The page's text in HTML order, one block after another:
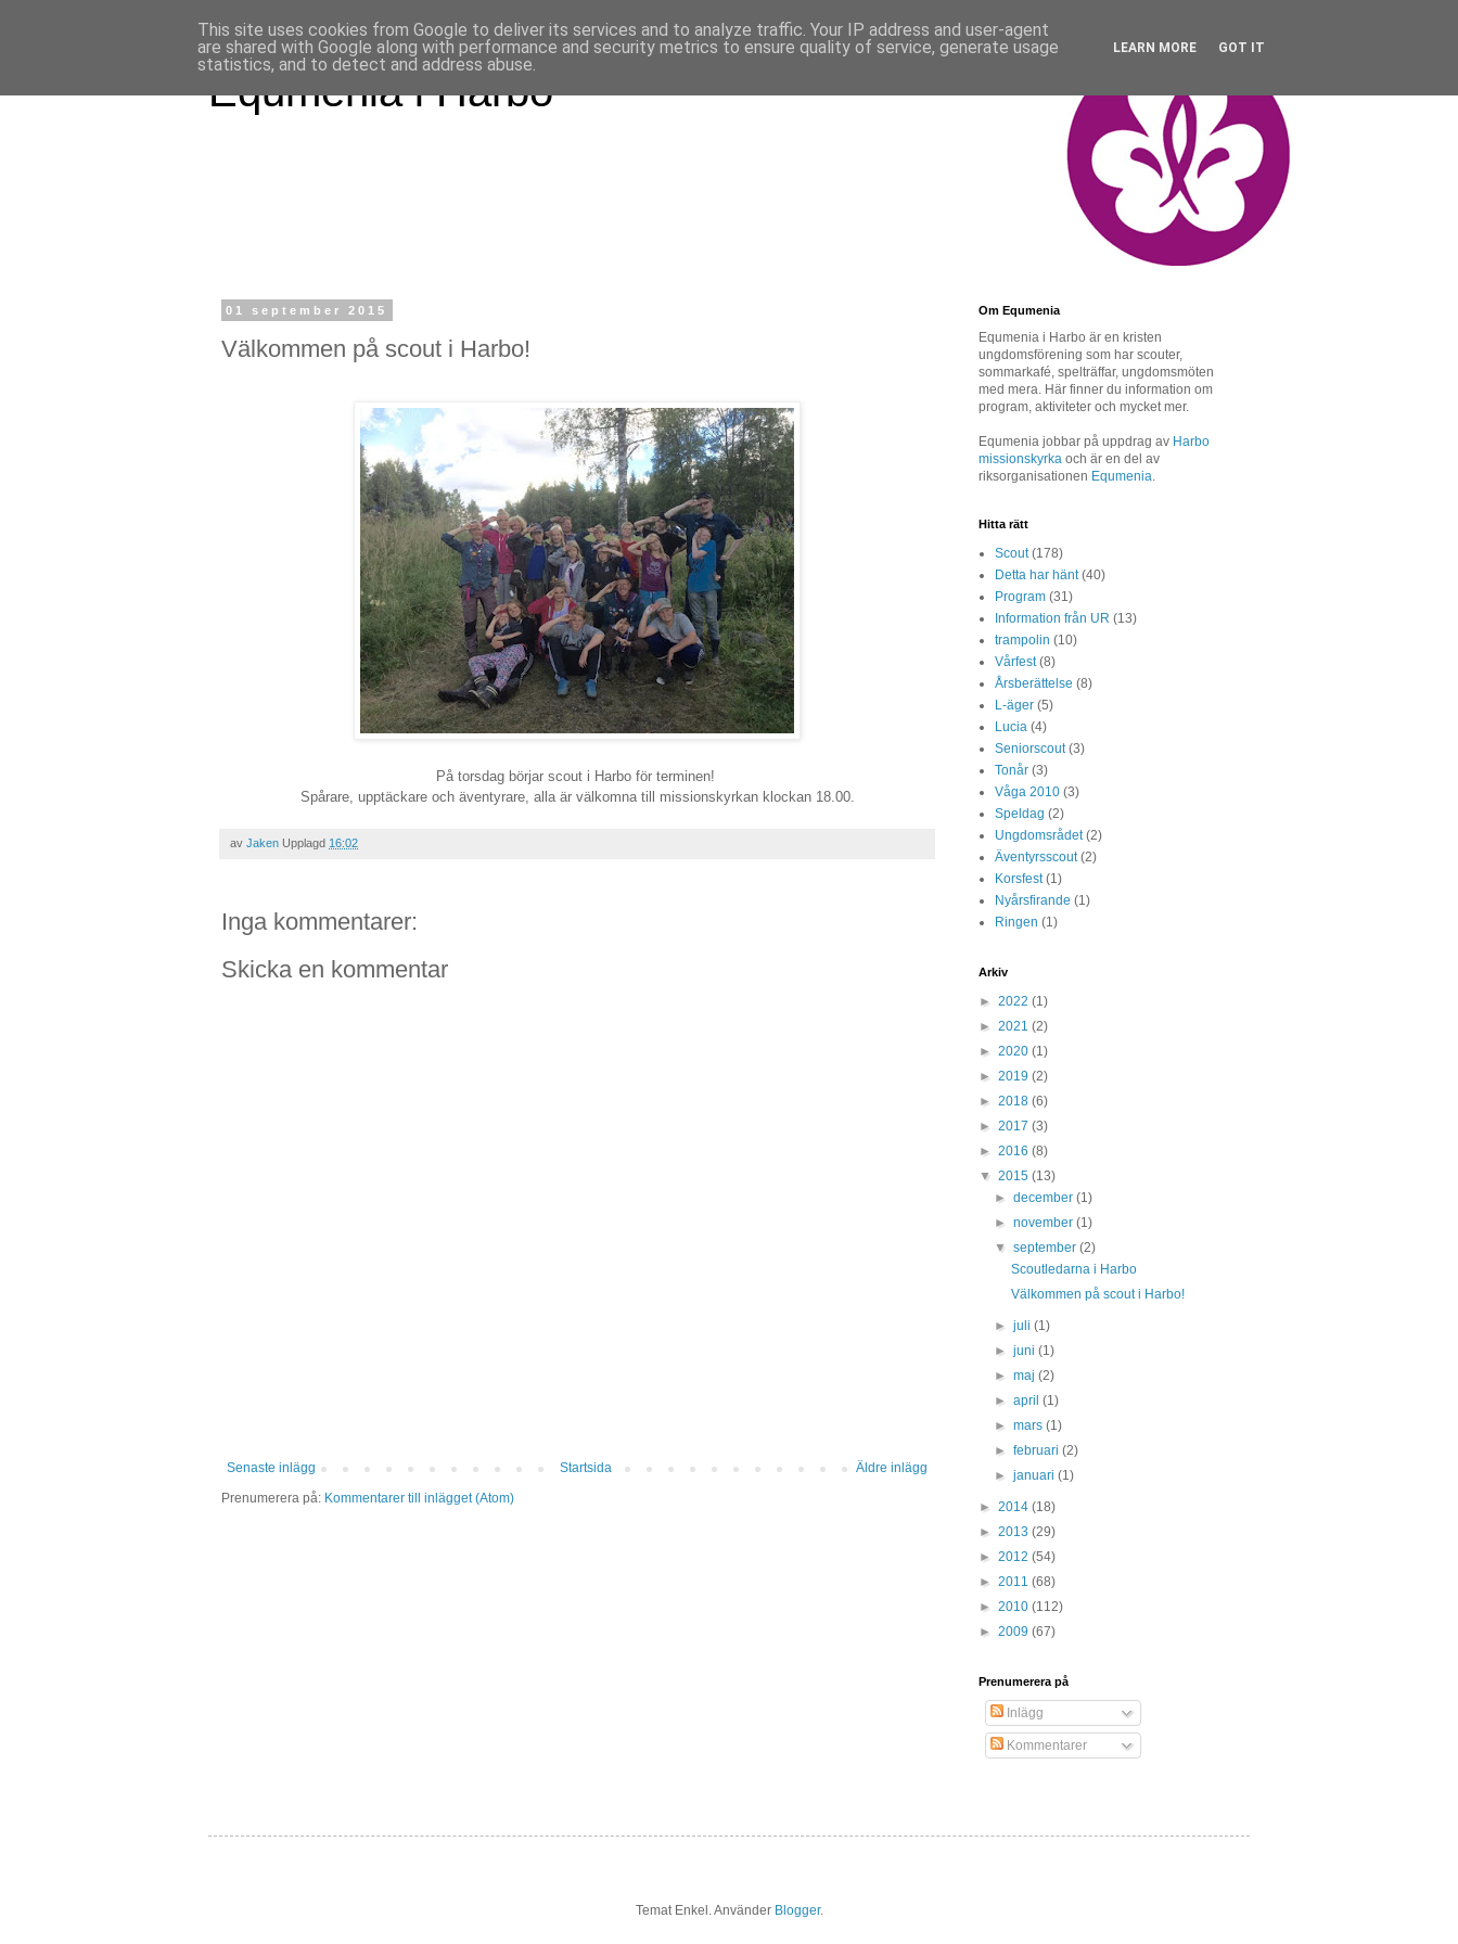
Equmenia i Harbo
01 september 2015
Välkommen på scout i Harbo!
På torsdag börjar scout i Harbo för terminen!
Spårare, upptäckare och äventyrare, alla är välkomna till missionskyrkan klockan 18.00.
av Jaken Upplagd 16:02
Inga kommentarer:
Skicka en kommentar
Senaste inlägg Äldre inlägg
Startsida
Prenumerera på: Kommentarer till inlägget (Atom)
Om Equmenia
Equmenia i Harbo är en kristen
ungdomsförening som har scouter,
sommarkafé, spelträffar, ungdomsmöten
med mera. Här finner du information om
program, aktiviteter och mycket mer.
Equmenia jobbar på uppdrag av Harbo
missionskyrka och är en del av
riksorganisationen Equmenia.
Hitta rätt
Scout (178)
Detta har hänt (40)
Program (31)
Information från UR (13)
trampolin (10)
Vårfest (8)
Årsberättelse (8)
L-äger (5)
Lucia (4)
Seniorscout (3)
Tonår (3)
Våga 2010 (3)
Speldag (2)
Ungdomsrådet (2)
Äventyrsscout (2)
Korsfest (1)
Nyårsfirande (1)
Ringen (1)
Arkiv
► 2022 (1)
► 2021 (2)
► 2020 (1)
► 2019 (2)
► 2018 (6)
► 2017 (3)
► 2016 (8)
▼ 2015 (13)
►december(1)
►november(1)
▼september(2)
Scoutledarna i Harbo
Välkommen på scout i Harbo!
►juli(1)
►juni(1)
►maj(2)
►april(1)
►mars(1)
►februari(2)
►januari(1)
► 2014 (18)
► 2013 (29)
► 2012 (54)
► 2011 (68)
► 2010 (112)
► 2009 (67)
Prenumerera på
Inlägg
Kommentarer
Temat Enkel. Använder Blogger.
This site uses cookies from Google to deliver its services and to analyze traffic. Your IP address and user-agent
are shared with Google along with performance and security metrics to ensure quality of service, generate usage
statistics, and to detect and address abuse.
LEARN MORE GOT IT